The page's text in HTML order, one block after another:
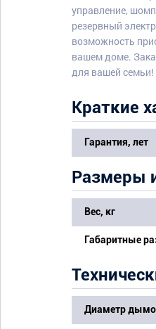
управление,
резервный
возможность
вашем доме.
для вашей семьи!
Краткие
Гарантия, лет
Размеры
Вес, кг
Габаритные
Диаметр